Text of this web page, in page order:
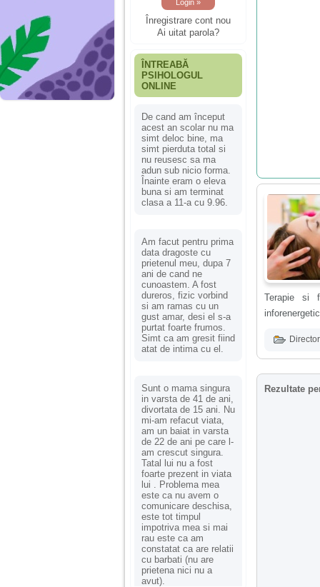
Înregistrare cont nou
Ai uitat parola?
ÎNTREABĂ
PSIHOLOGUL
ONLINE
De cand am început
acest an scolar nu ma
simt deloc bine, ma
simt pierduta total si
nu reusesc sa ma
adun sub nicio forma.
Înainte eram o eleva
buna si am terminat
clasa a 11-a cu 9.96.
Am facut pentru prima
data dragoste cu
prietenul meu, dupa 7
ani de cand ne
cunoastem. A fost
dureros, fizic vorbind
si am ramas cu un
gust amar, desi el s-a
purtat foarte frumos.
Simt ca am gresit fiind
atat de intima cu el.
Sunt o mama singura
in varsta de 41 de ani,
divortata de 15 ani. Nu
mi-am refacut viata,
am un baiat in varsta
de 22 de ani pe care l-
am crescut singura.
Tatal lui nu a fost
foarte prezent in viata
lui . Problema mea
este ca nu avem o
comunicare deschisa,
este tot timpul
impotriva mea si mai
rau este ca am
constatat ca are relatii
cu barbati (nu are
prietena nici nu a
avut).
Terapie si
Rezultate